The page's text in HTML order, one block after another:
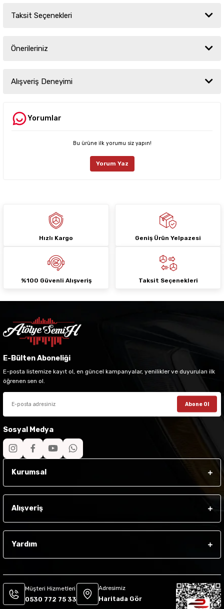
Ürün hakkında henüz soru sorulmamış.
Taksit Seçenekleri
Önerileriniz
yetersiz gördüğünüz noktaları öneri formunu kullanarak tarafımıza
iletebilirsiniz.
Ürün resmi kalitesiz, bozuk veya görüntülenemiyor.
Ürün fiyatı diğer sitelerden daha pahalı.
Alışveriş Deneyimi
Deneyimini Paylaş
Yorumlar
Bu ürüne ilk yorumu siz yapın!
Yorum Yaz
Hızlı Kargo Geniş Ürün Yelpazesi
%100 Güvenli Alışveriş Taksit Seçenekleri
E-Bülten Aboneliği
E-posta listemize kayıt ol, en güncel kampanyalar, yenilikler ve duyuruları ilk
öğrenen sen ol.
Abone Ol
Sosyal Medya
Kurumsal
Alışveriş
Yardım
Müşteri Hizmetleri
0530 772 75 33
Adresimiz
Haritada Gör